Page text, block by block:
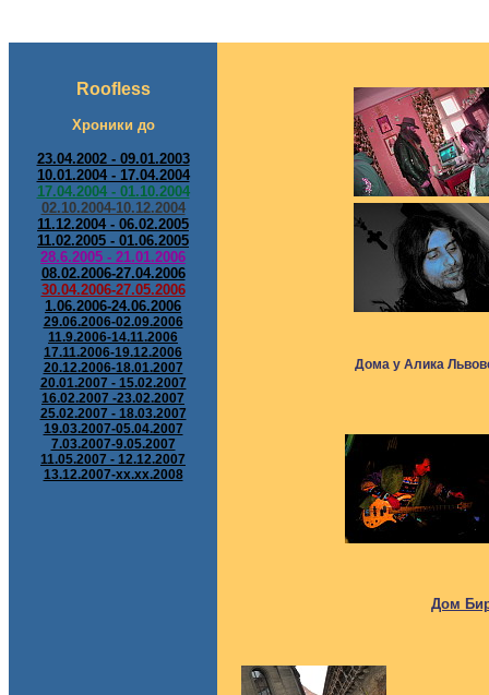
Roofless
Хроники до
23.04.2002 - 09.01.2003
10.01.2004 - 17.04.2004
17.04.2004 - 01.10.2004
02.10.2004-10.12.2004
11.12.2004 - 06.02.2005
11.02.2005 - 01.06.2005
28.6.2005 - 21.01.2006
08.02.2006-27.04.2006
30.04.2006-27.05.2006
1.06.2006-24.06.2006
29.06.2006-02.09.2006
11.9.2006-14.11.2006
17.11.2006-19.12.2006
20.12.2006-18.01.2007
20.01.2007 - 15.02.2007
16.02.2007 -23.02.2007
25.02.2007 - 18.03.2007
19.03.2007-05.04.2007
7.03.2007-9.05.2007
11.05.2007 - 12.12.2007
13.12.2007-xx.xx.2008
Дома у Алика
Дом